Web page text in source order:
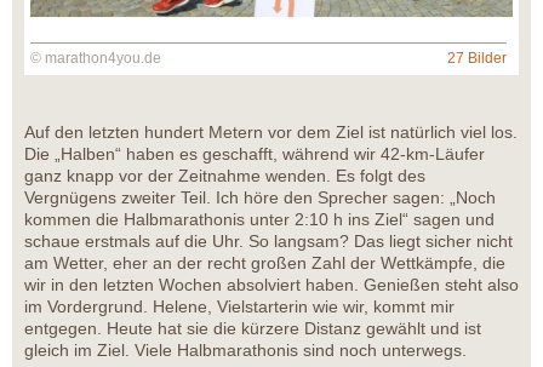
© marathon4you.de 27 Bilder
Auf den letzten hundert Metern vor dem Ziel ist natürlich viel los.
Die „Halben“ haben es geschafft, während wir 42-km-Läufer
ganz knapp vor der Zeitnahme wenden. Es folgt des
Vergnügens zweiter Teil. Ich höre den Sprecher sagen: „Noch
kommen die Halbmarathonis unter 2:10 h ins Ziel“ sagen und
schaue erstmals auf die Uhr. So langsam? Das liegt sicher nicht
am Wetter, eher an der recht großen Zahl der Wettkämpfe, die
wir in den letzten Wochen absolviert haben. Genießen steht also
im Vordergrund. Helene, Vielstarterin wie wir, kommt mir
entgegen. Heute hat sie die kürzere Distanz gewählt und ist
gleich im Ziel. Viele Halbmarathonis sind noch unterwegs.